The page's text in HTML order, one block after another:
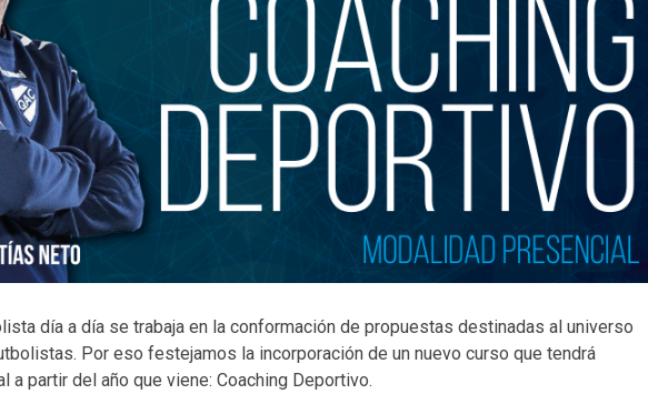
día a día se trabaja en la conformación de propuestas destinadas al universo
Por eso festejamos la incorporación de un nuevo curso que tendrá
a partir del año que viene: Coaching Deportivo.